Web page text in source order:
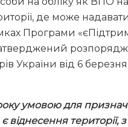
де може
Програми
України від 6
умовою для
території, з